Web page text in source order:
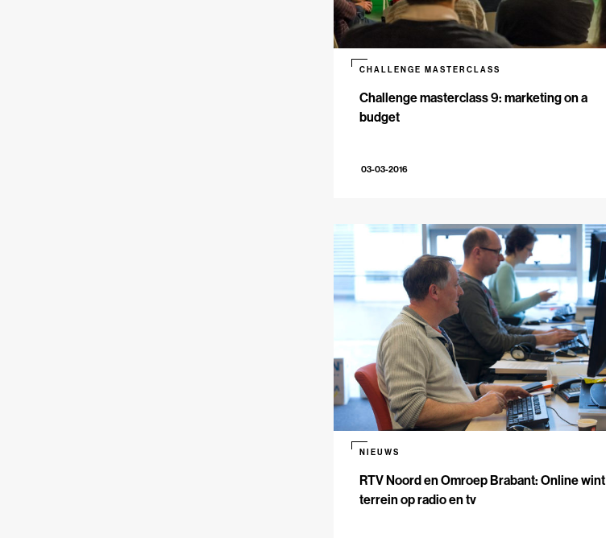
Challenge masterclass 9: marketing on a
budget
CHALLENGE MASTERCLASS
03-03-2016
RTV Noord en Omroep Brabant: Online wint
terrein op radio en tv
NIEUWS